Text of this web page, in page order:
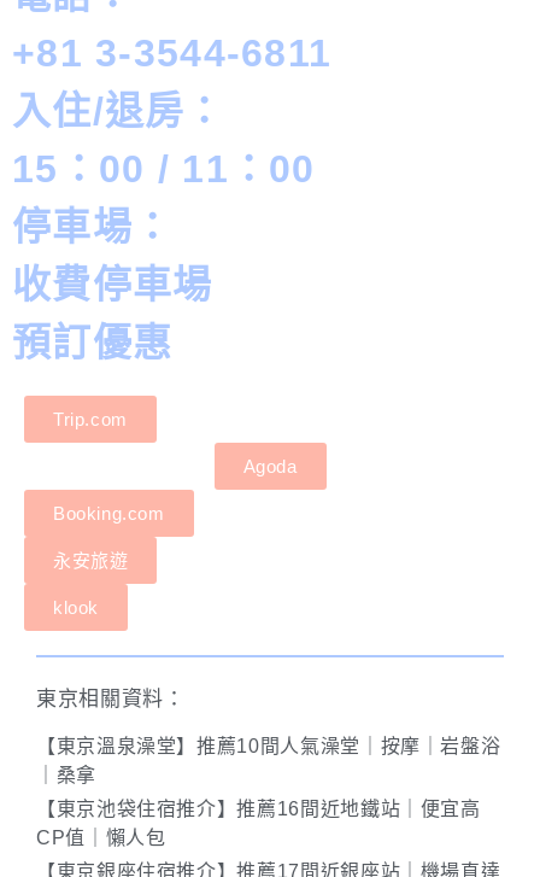
+81 3-3544-6811
入住/退房：
15：00 / 11：00
停車場：
收費停車場
預訂優惠
Trip.com
Agoda
Booking.com
永安旅遊
klook
東京相關資料：
【東京溫泉澡堂】推薦10間人氣澡堂｜按摩｜岩盤浴
｜桑拿
【東京池袋住宿推介】推薦16間近地鐵站｜便宜高
CP值｜懶人包
【東京銀座住宿推介】推薦17間近銀座站｜機場直達